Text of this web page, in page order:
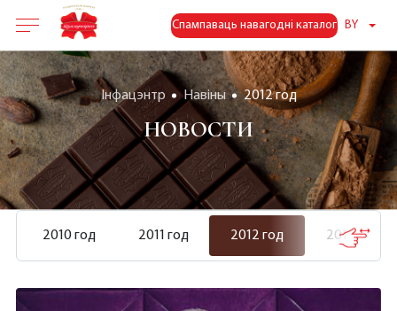
Спампаваць навагодні каталог BY
Інфацэнтр Навіны 2012 год
НОВОСТИ
2010 год 2011 год 2012 год 2013 год